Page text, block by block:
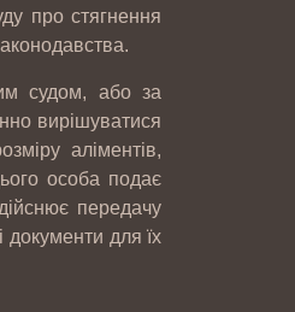
про стягнення
судом, або за
вирішуватися
аліментів,
особа подає
передачу
документи для їх